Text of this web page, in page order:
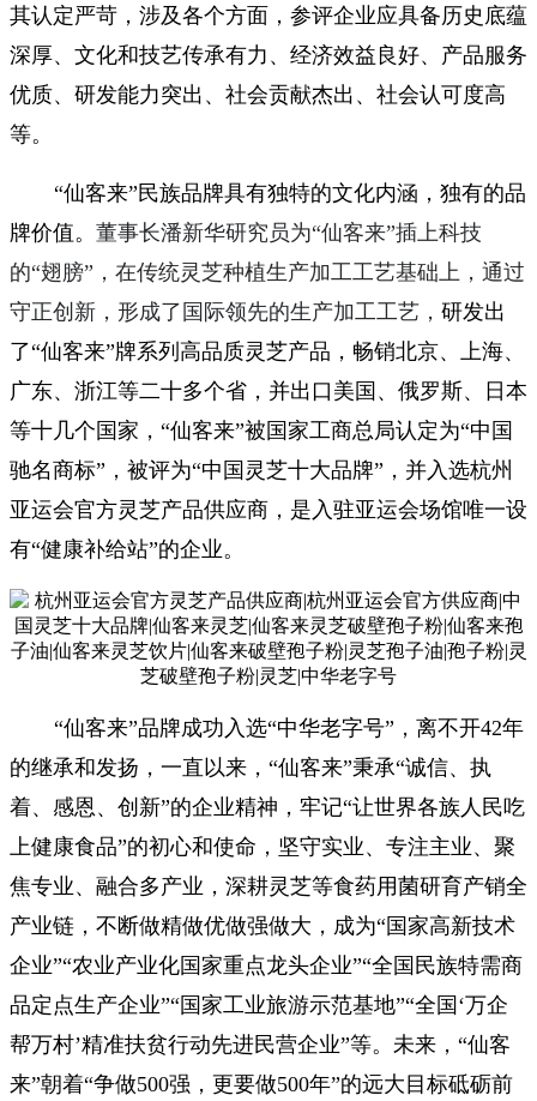
其认定严苛，涉及各个方面，参评企业应具备历史底蕴
深厚、文化和技艺传承有力、经济效益良好、产品服务
优质、研发能力突出、社会贡献杰出、社会认可度高
等。
“仙客来”民族品牌具有独特的文化内涵，独有的品
牌价值。 董事长潘新华研究员为“仙客来”插上科技
的“翅膀”，在传统灵芝种植生产加工工艺基础上，通过
守正创新，形成了国际领先的生产加工工艺， 研发出
了“仙客来”牌系列高品质灵芝产品，畅销北京、上海、
广东、浙江等二十多个省，并出口美国、俄罗斯、日本
等十几个国家，“仙客来”被国家工商总局认定为“中国
驰名商标”，被评为“中国灵芝十大品牌”，并入选杭州
亚运会官方灵芝产品供应商，是入驻亚运会场馆唯一设
有“健康补给站”的企业。
“仙客来”品牌成功入选“中华老字号”，离不开42年
的继承和发扬，一直以来，“仙客来”秉承“诚信、执
着、感恩、创新”的企业精神，牢记“让世界各族人民吃
上健康食品”的初心和使命，坚守实业、专注主业、聚
焦专业、融合多产业，深耕灵芝等食药用菌研育产销全
产业链，不断做精做优做强做大，成为“国家高新技术
企业”“农业产业化国家重点龙头企业”“全国民族特需商
品定点生产企业”“国家工业旅游示范基地”“全国‘万企
帮万村’精准扶贫行动先进民营企业”等。未来，“仙客
来”朝着“争做500强，更要做500年”的远大目标砥砺前